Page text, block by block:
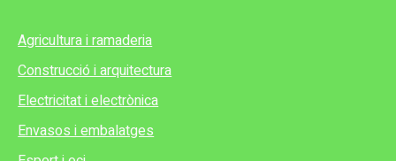
Agricultura i ramaderia
Construcció i arquitectura
Electricitat i electrònica
Envasos i embalatges